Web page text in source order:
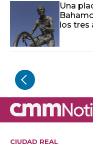
Una
los tres
CIUDAD REAL